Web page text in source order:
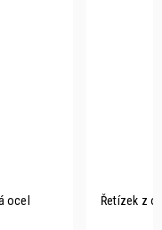
ocel Řetízek z